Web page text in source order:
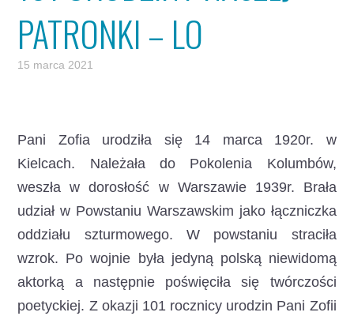
PATRONKI – LO
15 marca 2021
Pani Zofia urodziła się 14 marca 1920r. w
Kielcach. Należała do Pokolenia Kolumbów,
weszła w dorosłość w Warszawie 1939r. Brała
udział w Powstaniu Warszawskim jako łączniczka
oddziału szturmowego. W powstaniu straciła
wzrok. Po wojnie była jedyną polską niewidomą
aktorką a następnie poświęciła się twórczości
poetyckiej. Z okazji 101 rocznicy urodzin Pani Zofii